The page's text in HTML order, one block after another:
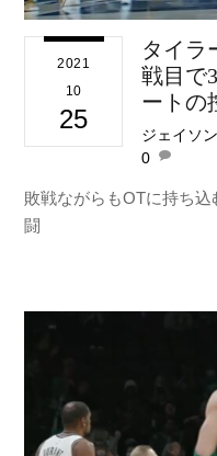
2021
10
25
タイラ
戦目で
ートの
ジェイソ
0
敗戦ながらもOTに持ち
闘